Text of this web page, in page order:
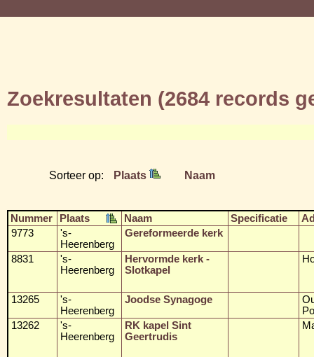
Zoekresultaten (2684 records
Sorteer op: Plaats Naam
Nummer Plaats Naam Specificatie
9773
's-
Heerenberg
Gereformeerde kerk
8831
's-
Heerenberg
Hervormde kerk -
Slotkapel
13265
's-
Heerenberg
Joodse Synagoge
13262
's-
Heerenberg
RK kapel Sint
Geertrudis